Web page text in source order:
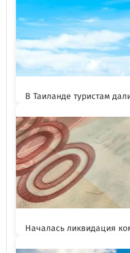
В Таиланде туристам
Началась ликвидация